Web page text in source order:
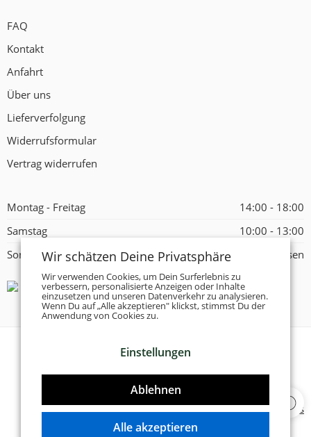
FAQ
Kontakt
Anfahrt
Über uns
Lieferverfolgung
Widerrufsformular
Vertrag widerrufen
Montag - Freitag
14:00 - 18:00
Samstag
10:00 - 13:00
Sonntag
Geschlossen
Tanzschuhe Otto München e.K.
vorbehalten!
Designed & Developed byDelta 4 Software Solutions
Wir schätzen Deine Privatsphäre
Wir verwenden Cookies, um Dein Surferlebnis zu
verbessern, personalisierte Anzeigen oder Inhalte
einzusetzen und unseren Datenverkehr zu analysieren.
Wenn Du auf „Alle akzeptieren" klickst, stimmst Du der
Anwendung von Cookies zu.
Einstellungen
Ablehnen
Alle akzeptieren